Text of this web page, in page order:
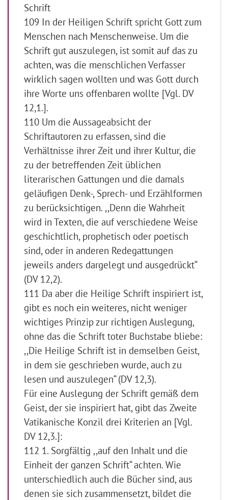
Schrift
109 In der Heiligen Schrift spricht Gott zum
Menschen nach Menschenweise. Um die
Schrift gut auszulegen, ist somit auf das zu
achten, was die menschlichen Verfasser
wirklich sagen wollten und was Gott durch
ihre Worte uns offenbaren wollte [Vgl. DV
12,1.].
110 Um die Aussageabsicht der
Schriftautoren zu erfassen, sind die
Verhältnisse ihrer Zeit und ihrer Kultur, die
zu der betreffenden Zeit üblichen
literarischen Gattungen und die damals
geläufigen Denk-, Sprech- und Erzählformen
zu berücksichtigen. ,,Denn die Wahrheit
wird in Texten, die auf verschiedene Weise
geschichtlich, prophetisch oder poetisch
sind, oder in anderen Redegattungen
jeweils anders dargelegt und ausgedrückt“
(DV 12,2).
111 Da aber die Heilige Schrift inspiriert ist,
gibt es noch ein weiteres, nicht weniger
wichtiges Prinzip zur richtigen Auslegung,
ohne das die Schrift toter Buchstabe bliebe:
,,Die Heilige Schrift ist in demselben Geist,
in dem sie geschrieben wurde, auch zu
lesen und auszulegen“ (DV 12,3).
Für eine Auslegung der Schrift gemäß dem
Geist, der sie inspiriert hat, gibt das Zweite
Vatikanische Konzil drei Kriterien an [Vgl.
DV 12,3.]:
112 1. Sorgfältig ,,auf den Inhalt und die
Einheit der ganzen Schrift“ achten. Wie
unterschiedlich auch die Bücher sind, aus
denen sie sich zusammensetzt, bildet die